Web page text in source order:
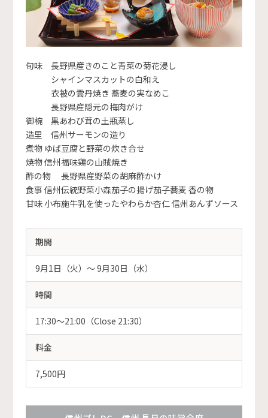
旬味 長野県産きのこと青菜の菊花浸し
シャインマスカットの白和え
衣被の雲丹焼き 蕎麦の実なめこ
長野県産隠元の梅肉がけ
御椀 黒あわび茸の土瓶蒸し
造里 信州サーモンの造り
煮物 ゆば豆腐と野菜の炊き合せ
焼物 信州福味鶏の山賊焼き
酢の物 長野県産野菜の胡麻酢かけ
食事 信州伝統野菜小森茄子の揚げ茄子蕎麦 香の物
甘味 小布施牛乳を使ったやわらか杏仁 信州あんずソース
期間
9月1日（火）〜 9月30日（水）
時間
17:30～21:00（Close 21:30）
料金
7,500円